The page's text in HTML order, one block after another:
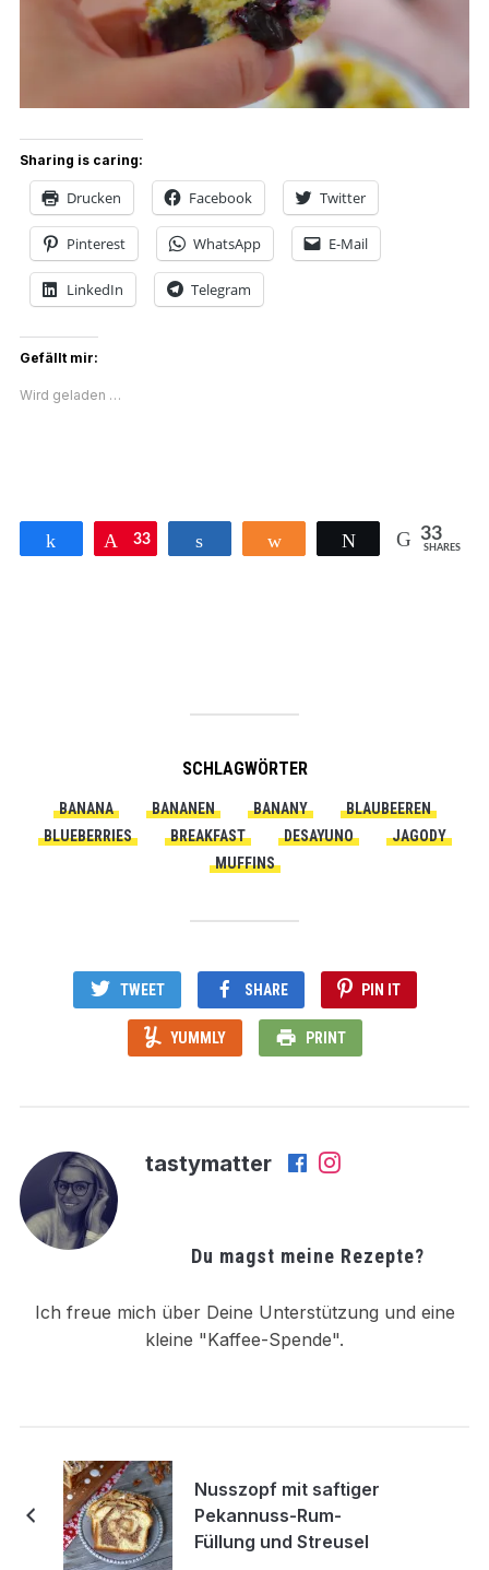
Sharing is caring:
Drucken Facebook Twitter
Pinterest WhatsApp E-Mail
LinkedIn Telegram
Gefällt mir:
Wird geladen …
Teilen Pin
33 Twittern33
SHARES
SCHLAGWÖRTER
BANANA BANANEN BANANY
BLAUBEEREN
BLUEBERRIES
BREAKFAST DESAYUNO
JAGODY
MUFFINS
TWEET SHARE PIN IT
YUMMLY PRINT
tastymatter
Du magst meine Rezepte?
Ich freue mich über Deine Unterstützung und eine
kleine "Kaffee-Spende".
Nusszopf mit saftiger
Pekannuss-Rum-
Füllung und Streusel